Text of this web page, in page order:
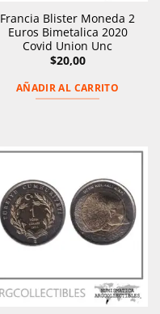
Francia Blister Moneda 2
Euros Bimetalica 2020
Covid Union Unc
$20,00
AÑADIR AL CARRITO